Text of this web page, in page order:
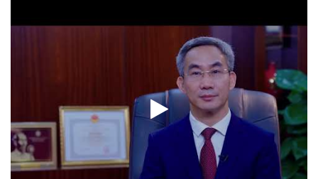
SSCV tăng cường kết nối, phát triển tiêu thụ tại thị trường